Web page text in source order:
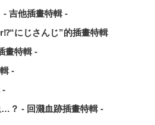
- 吉他插畫特輯 -
にじさんじ”的插畫特輯
畫特輯 -
-
-
…？ - 回濺血跡插畫特輯 -